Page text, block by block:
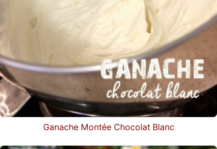
Ganache Montée Chocolat Blanc